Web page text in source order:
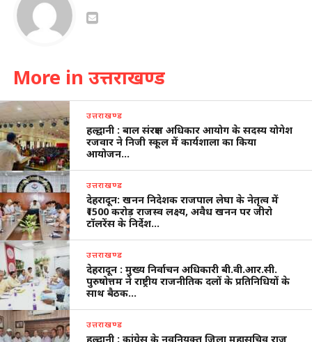
More in उत्तराखण्ड
उत्तराखण्ड
हल्द्वानी : बाल संरक्षण अधिकार आयोग के सदस्य योगेश
रजवार ने निजी स्कूल में कार्यशाला का किया
आयोजन…
उत्तराखण्ड
देहरादून: खनन निदेशक राजपाल लेघा के नेतृत्व में
₹1500 करोड़ राजस्व लक्ष्य, अवैध खनन पर जीरो
टॉलरेंस के निर्देश…
उत्तराखण्ड
देहरादून : मुख्य निर्वाचन अधिकारी बी.वी.आर.सी.
पुरुषोत्तम ने राष्ट्रीय राजनीतिक दलों के प्रतिनिधियों के
साथ बैठक…
उत्तराखण्ड
हल्द्वानी : कांग्रेस के नवनियुक्त ज़िला महासचिव राजू